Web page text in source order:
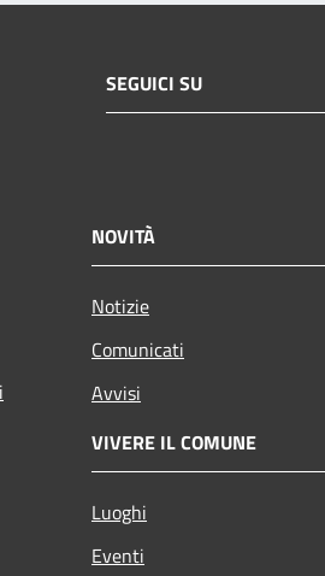
SEGUICI SU
NOVITÀ
Notizie
Comunicati
Avvisi
VIVERE IL COMUNE
Luoghi
Eventi